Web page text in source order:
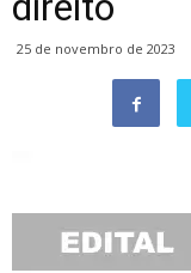
25 de novembro de 2023